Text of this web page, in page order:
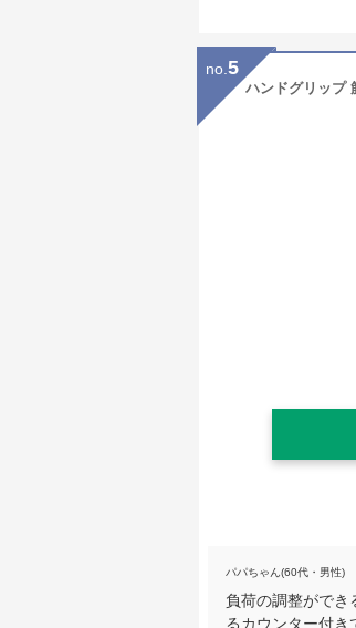
no. 5
パパちゃん(60代・男性)
負荷の調整ができ
るカウンター付き